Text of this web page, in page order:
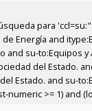
para
Energía and
and su-to:Equipos
del Estado.
Estado. and su-
numeric >= 1) and